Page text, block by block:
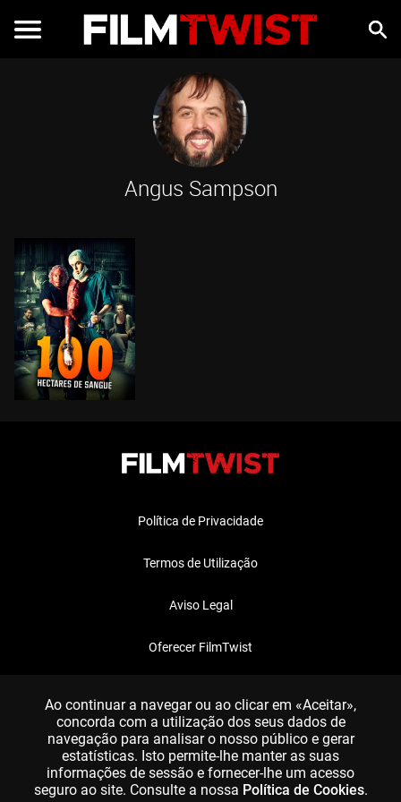
Angus Sampson
Política de Privacidade
Termos de Utilização
Aviso Legal
Oferecer FilmTwist
Ao continuar a navegar ou ao clicar em «Aceitar»,
concorda com a utilização dos seus dados de
navegação para analisar o nosso público e gerar
estatísticas. Isto permite-lhe manter as suas
informações de sessão e fornecer-lhe um acesso
seguro ao site. Consulte a nossa Política de Cookies.